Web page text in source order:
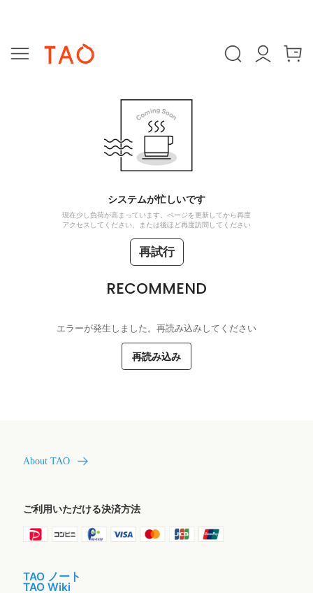
システムが忙しいです
現在少し負荷が高まっています。ページを更新してから再度
アクセスしてください、または後ほど再度訪問してください
再試行
RECOMMEND
エラーが発生しました。再読み込みしてください
再読み込み
About TAO
ご利用いただける決済方法
TAO ノート
TAO Wiki